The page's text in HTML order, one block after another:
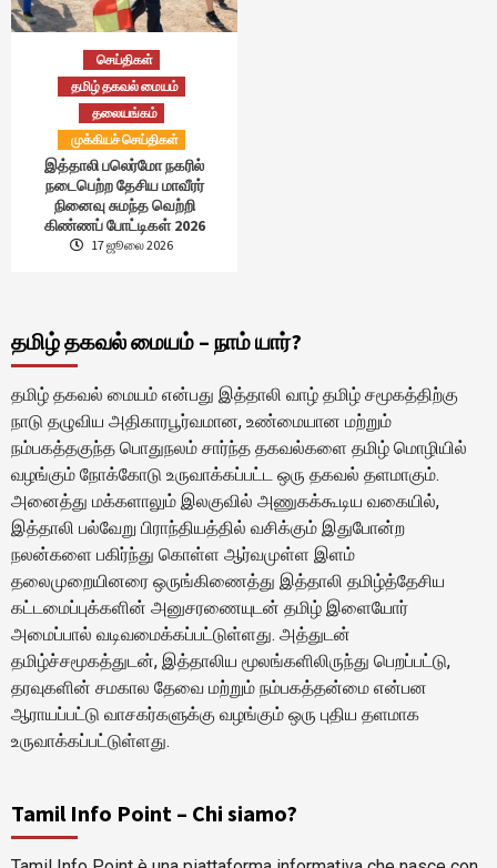
செய்திகள்
தமிழ் தகவல் மையம்
தலையங்கம்
முக்கியச் செய்திகள்
இத்தாலி பலெர்மோ நகரில்
நடைபெற்ற தேசிய மாவீரர்
நினைவு சுமந்த வெற்றி
கிண்ணப் போட்டிகள் 2026
17 ஜூலை 2026
தமிழ் தகவல் மையம் – நாம் யார்?
தமிழ் தகவல் மையம் என்பது இத்தாலி வாழ் தமிழ் சமூகத்திற்கு
நாடு தழுவிய அதிகாரபூர்வமான, உண்மையான மற்றும்
நம்பகத்தகுந்த பொதுநலம் சார்ந்த தகவல்களை தமிழ் மொழியில்
வழங்கும் நோக்கோடு உருவாக்கப்பட்ட ஒரு தகவல் தளமாகும்.
அனைத்து மக்களாலும் இலகுவில் அணுகக்கூடிய வகையில்,
இத்தாலி பல்வேறு பிராந்தியத்தில் வசிக்கும் இதுபோன்ற
நலன்களை பகிர்ந்து கொள்ள ஆர்வமுள்ள இளம்
தலைமுறையினரை ஒருங்கிணைத்து இத்தாலி தமிழ்த்தேசிய
கட்டமைப்புக்களின் அனுசரணையுடன் தமிழ் இளையோர்
அமைப்பால் வடிவமைக்கப்பட்டுள்ளது. அத்துடன்
தமிழ்ச்சமூகத்துடன், இத்தாலிய மூலங்களிலிருந்து பெறப்பட்டு,
தரவுகளின் சமகால தேவை மற்றும் நம்பகத்தன்மை என்பன
ஆராயப்பட்டு வாசகர்களுக்கு வழங்கும் ஒரு புதிய தளமாக
உருவாக்கப்பட்டுள்ளது.
Tamil Info Point – Chi siamo?